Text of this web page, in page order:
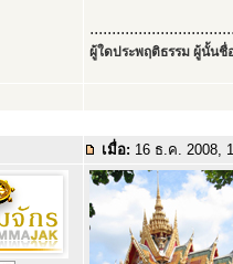
ผู้ใดประพฤติธรรม ผู้นั้น
เมื่อ: 16 ธ.ค. 2008,